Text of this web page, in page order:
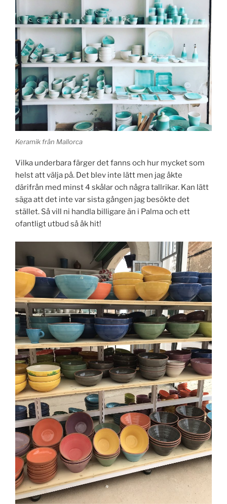
Keramik från Mallorca
Vilka underbara färger det fanns och hur mycket som
helst att välja på. Det blev inte lätt men jag åkte
därifrån med minst 4 skålar och några tallrikar. Kan lätt
säga att det inte var sista gången jag besökte det
stället. Så vill ni handla billigare än i Palma och ett
ofantligt utbud så åk hit!